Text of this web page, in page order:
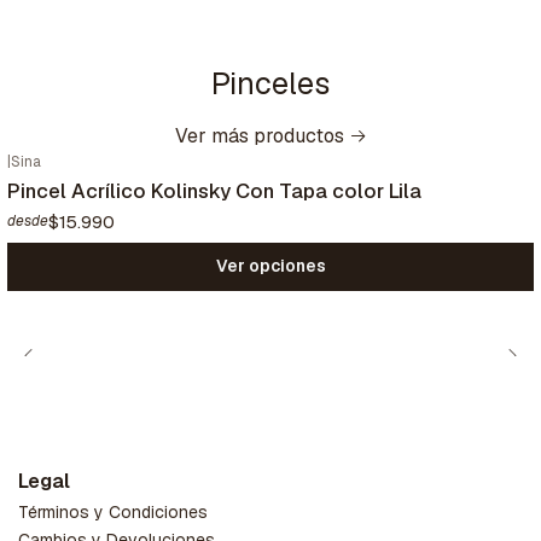
Pinceles
Ver más productos
Sina
Pincel Acrílico Kolinsky Con Tapa color Lila
desde$15.990
Ver opciones
Legal
Términos y Condiciones